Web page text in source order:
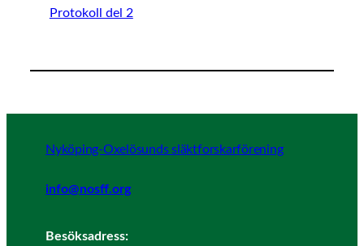
Protokoll del 2
Nyköping-Oxelösunds släktforskarförening
info@nosff.org
Besöksadress: